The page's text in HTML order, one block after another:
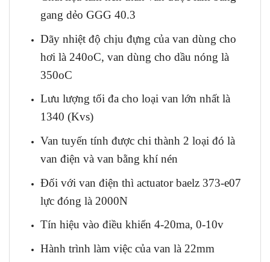
gang dẻo GGG 40.3
Dãy nhiệt độ chịu đựng của van dùng cho
hơi là 240oC, van dùng cho dầu nóng là
350oC
Lưu lượng tối đa cho loại van lớn nhất là
1340 (Kvs)
Van tuyến tính được chi thành 2 loại đó là
van điện và van bằng khí nén
Đối với van điện thì actuator baelz 373-e07
lực đóng là 2000N
Tín hiệu vào điều khiển 4-20ma, 0-10v
Hành trình làm việc của van là 22mm